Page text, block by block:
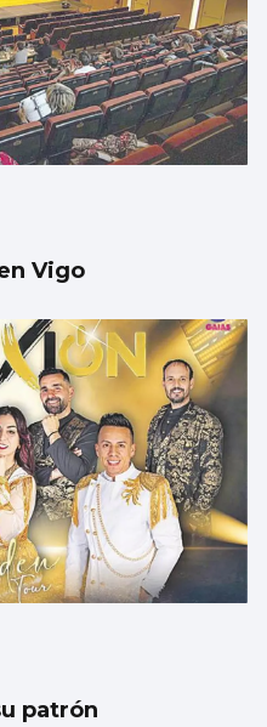
Vigo
patrón